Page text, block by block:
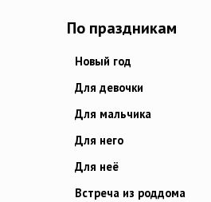
По праздникам
Новый год
Для девочки
Для мальчика
Для него
Для неё
Встреча из роддома